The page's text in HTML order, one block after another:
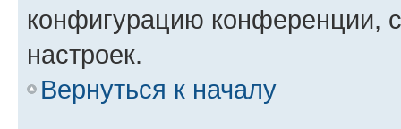
конфигурацию конференции,
настроек.
Вернуться к началу